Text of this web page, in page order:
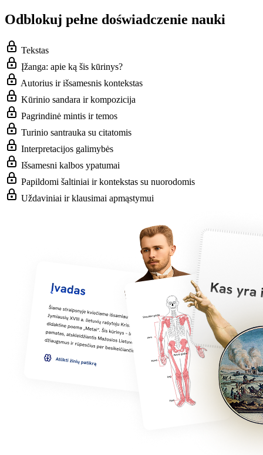
Odblokuj pełne doświadczenie nauki
Tekstas
Įžanga: apie ką šis kūrinys?
Autorius ir išsamesnis kontekstas
Kūrinio sandara ir kompozicija
Pagrindinė mintis ir temos
Turinio santrauka su citatomis
Interpretacijos galimybės
Išsamesni kalbos ypatumai
Papildomi šaltiniai ir kontekstas su nuorodomis
Uždaviniai ir klausimai apmąstymui